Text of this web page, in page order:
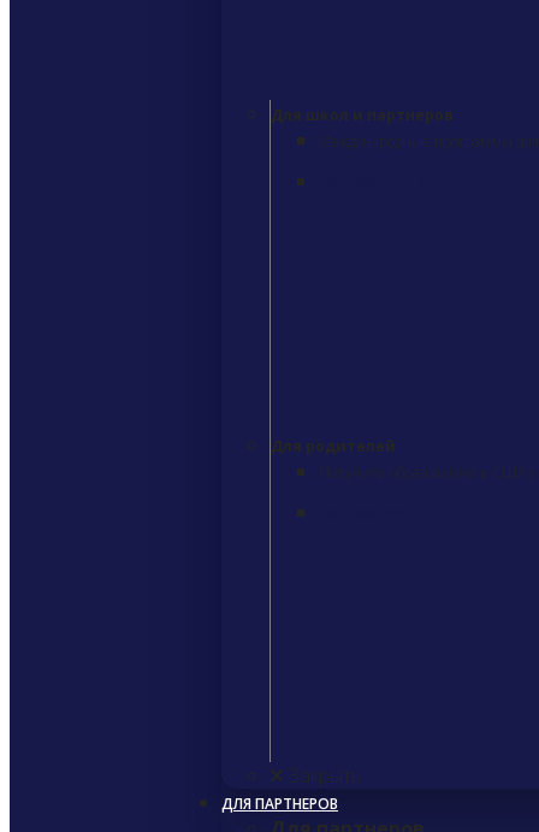
Для школ и партнеров
Международные программы
Для родителей
Получите образование в США у
Закрыть
ДЛЯ ПАРТНЕРОВ